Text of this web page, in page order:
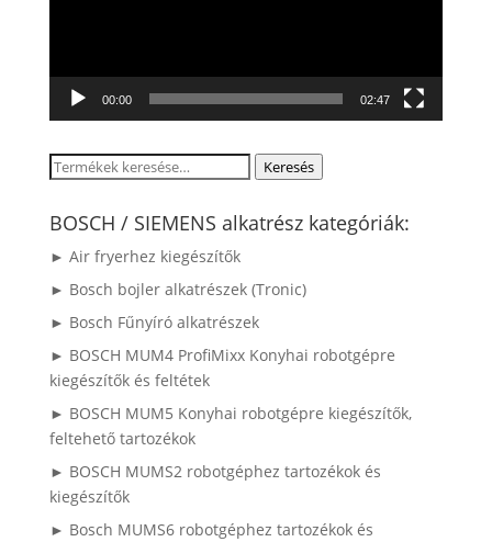
00:00 02:47
Keresés
következőre:
Keresés
BOSCH / SIEMENS alkatrész kategóriák:
► Air fryerhez kiegészítők
► Bosch bojler alkatrészek (Tronic)
► Bosch Fűnyíró alkatrészek
► BOSCH MUM4 ProfiMixx Konyhai robotgépre
kiegészítők és feltétek
► BOSCH MUM5 Konyhai robotgépre kiegészítők,
feltehető tartozékok
► BOSCH MUMS2 robotgéphez tartozékok és
kiegészítők
► Bosch MUMS6 robotgéphez tartozékok és